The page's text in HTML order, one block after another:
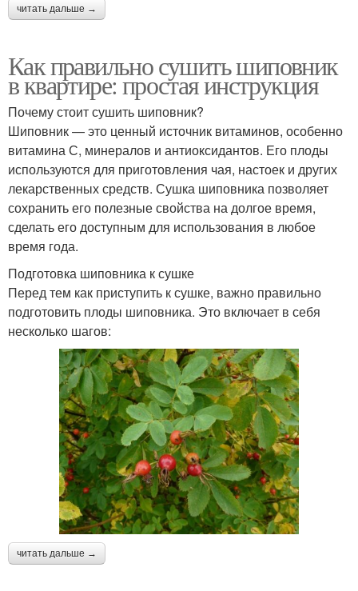
читать дальше →
Как правильно сушить шиповник
в квартире: простая инструкция
Почему стоит сушить шиповник?
Шиповник — это ценный источник витаминов, особенно
витамина С, минералов и антиоксидантов. Его плоды
используются для приготовления чая, настоек и других
лекарственных средств. Сушка шиповника позволяет
сохранить его полезные свойства на долгое время,
сделать его доступным для использования в любое
время года.
Подготовка шиповника к сушке
Перед тем как приступить к сушке, важно правильно
подготовить плоды шиповника. Это включает в себя
несколько шагов:
читать дальше →